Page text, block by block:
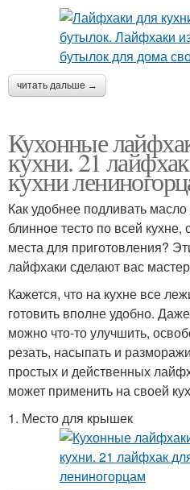
читать дальше →
Кухонные
кухни. 21
кухни
Как удобнее подливать
блинное тесто по всей
места для приготовления?
лайфхаки сделают вас
Кажется, что на кухне все
готовить вполне удобно.
можно что-то улучшить,
резать, насыпать и
простых и действенных
может применить на своей
1. Место для крышек